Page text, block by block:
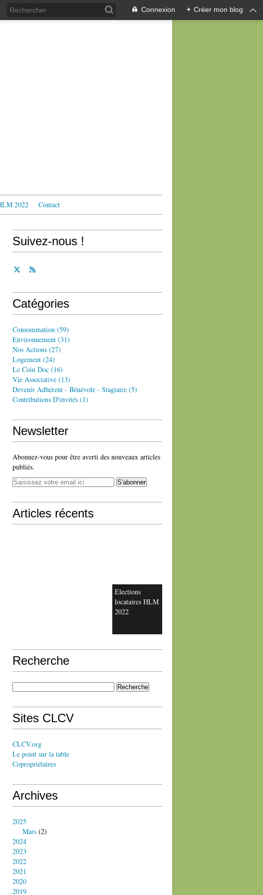
Connexion + Créer mon blog
2022 Contact
Suivez-nous !
Catégories
Consommation (59)
Environnement (31)
Nos Actions (27)
Logement (24)
Le Coin Doc (16)
Vie Associative (13)
Devenir Adhérent - Bénévole - Stagiaire (5)
Contributions D'invités (1)
Newsletter
Abonnez-vous pour être averti des nouveaux articles
publiés.
Articles récents
Elections
locataires HLM
2022
Recherche
Sites CLCV
CLCV.org
Le point sur la table
Copropriétaires
Archives
2025
Mars (2)
2024
2023
2022
2021
2020
2019